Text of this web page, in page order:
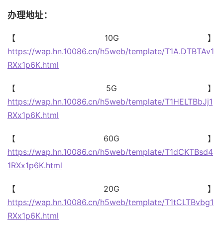
办理地址：
【10G】
https://wap.hn.10086.cn/h5web/template/T1A.DTBTAv1
RXx1p6K.html
【5G】
https://wap.hn.10086.cn/h5web/template/T1HELTBbJj1
RXx1p6K.html
【60G】
https://wap.hn.10086.cn/h5web/template/T1dCKTBsd4
1RXx1p6K.html
【20G】
https://wap.hn.10086.cn/h5web/template/T1tCLTBvbg1
RXx1p6K.html